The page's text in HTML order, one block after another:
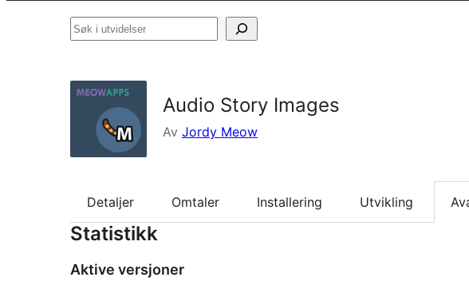
Søk
Audio Story Images
Av Jordy Meow
Detaljer Omtaler Installering Utvikling
Statistikk
Aktive versjoner